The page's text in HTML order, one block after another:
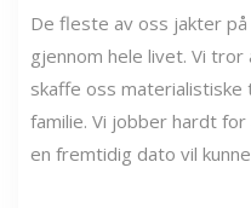
De fleste av oss jakter
gjennom hele livet. Vi
skaffe oss
familie. Vi jobber hardt
en fremtidig dato vil